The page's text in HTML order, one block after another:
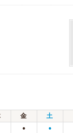
金 土
● ●